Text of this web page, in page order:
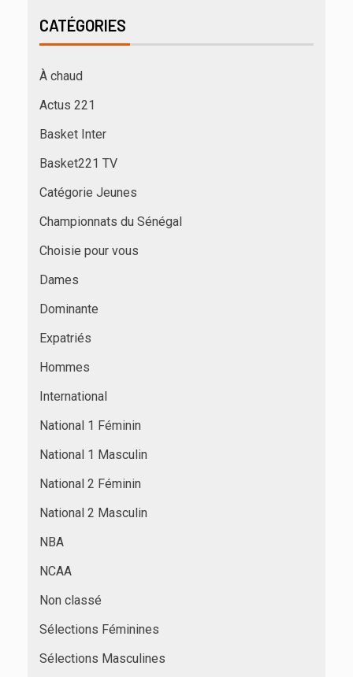
CATÉGORIES
À chaud
Actus 221
Basket Inter
Basket221 TV
Catégorie Jeunes
Championnats du Sénégal
Choisie pour vous
Dames
Dominante
Expatriés
Hommes
International
National 1 Féminin
National 1 Masculin
National 2 Féminin
National 2 Masculin
NBA
NCAA
Non classé
Sélections Féminines
Sélections Masculines